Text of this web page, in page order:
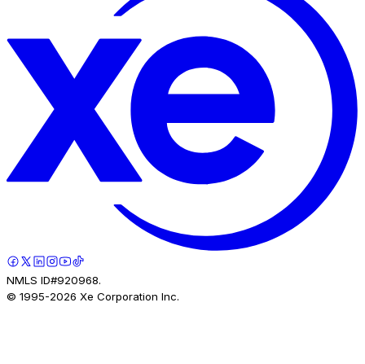
NMLS ID#920968.
© 1995-2026 Xe Corporation Inc.